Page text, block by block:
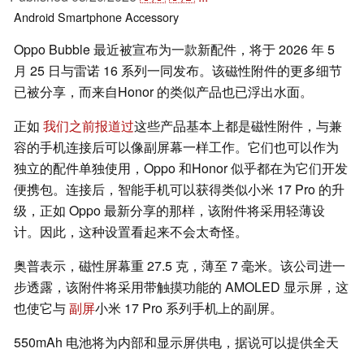
AndroidSmartphoneAccessory
Oppo Bubble 最近被宣布为一款新配件，将于 2026 年 5
月 25 日与雷诺 16 系列一同发布。该磁性附件的更多细节
已被分享，而来自Honor 的类似产品也已浮出水面。
正如 我们之前报道过这些产品基本上都是磁性附件，与兼
容的手机连接后可以像副屏幕一样工作。它们也可以作为
独立的配件单独使用，Oppo 和Honor 似乎都在为它们开发
便携包。连接后，智能手机可以获得类似小米 17 Pro 的升
级，正如 Oppo 最新分享的那样，该附件将采用轻薄设
计。因此，这种设置看起来不会太奇怪。
奥普表示，磁性屏幕重 27.5 克，薄至 7 毫米。该公司进一
步透露，该附件将采用带触摸功能的 AMOLED 显示屏，这
也使它与副屏小米 17 Pro 系列手机上的副屏。
550mAh 电池将为内部和显示屏供电，据说可以提供全天